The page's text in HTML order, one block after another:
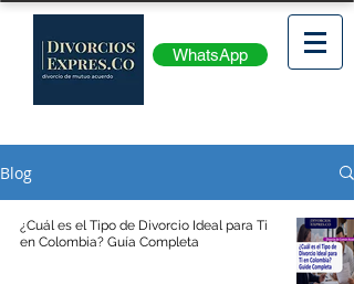
WhatsApp
Blog
¿Cuál es el Tipo de Divorcio Ideal para Ti
en Colombia? Guía Completa